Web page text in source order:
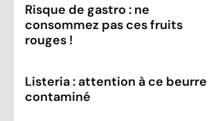
Risque de gastro : ne
consommez pas ces fruits
rouges !
Listeria : attention à ce beurre
contaminé